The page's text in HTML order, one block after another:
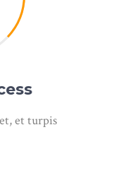
et turpis